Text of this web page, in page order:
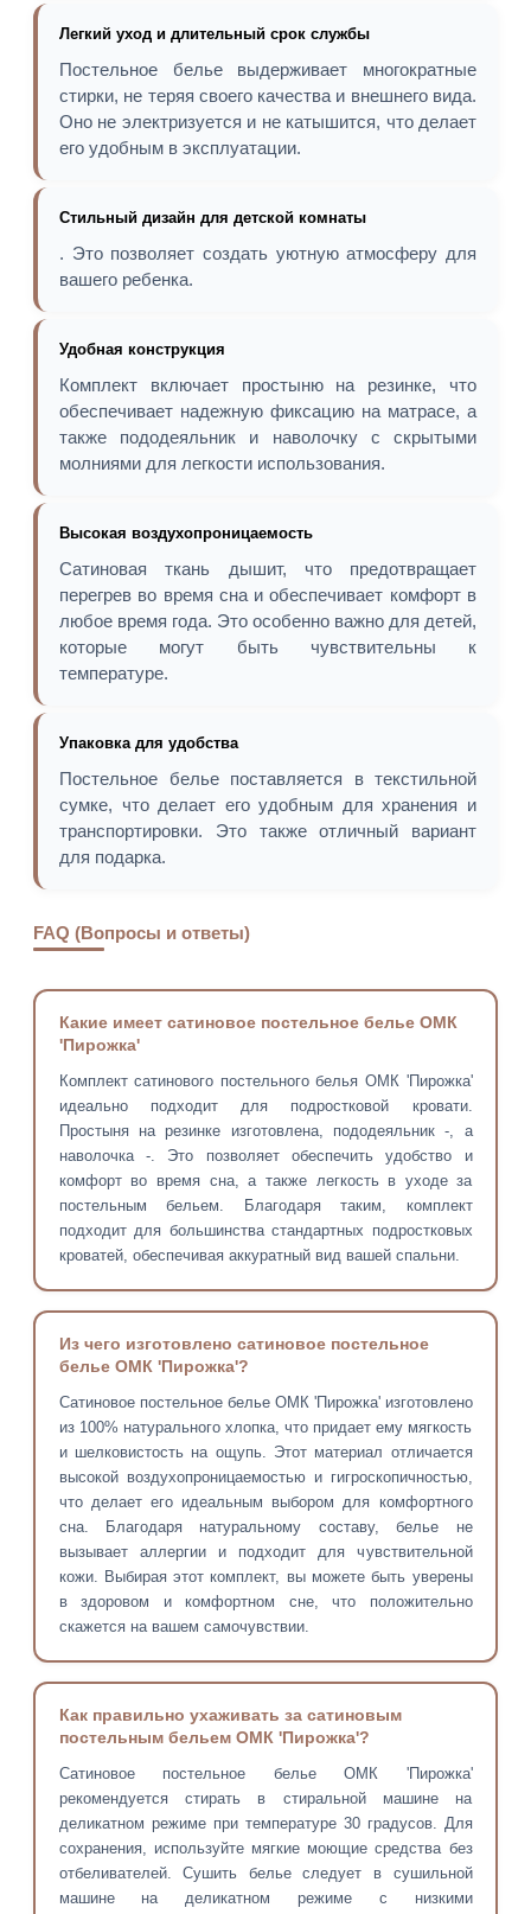
Легкий уход и длительный срок службы
Постельное белье выдерживает многократные
стирки, не теряя своего качества и внешнего вида.
Оно не электризуется и не катышится, что делает
его удобным в эксплуатации.
Стильный дизайн для детской комнаты
. Это позволяет создать уютную атмосферу для
вашего ребенка.
Удобная конструкция
Комплект включает простыню на резинке, что
обеспечивает надежную фиксацию на матрасе, а
также пододеяльник и наволочку с скрытыми
молниями для легкости использования.
Высокая воздухопроницаемость
Сатиновая ткань дышит, что предотвращает
перегрев во время сна и обеспечивает комфорт в
любое время года. Это особенно важно для детей,
которые могут быть чувствительны к
температуре.
Упаковка для удобства
Постельное белье поставляется в текстильной
сумке, что делает его удобным для хранения и
транспортировки. Это также отличный вариант
для подарка.
FAQ (Вопросы и ответы)
Какие имеет сатиновое постельное белье ОМК
'Пирожка'
Комплект сатинового постельного белья ОМК 'Пирожка'
идеально подходит для подростковой кровати.
Простыня на резинке изготовлена, пододеяльник -, а
наволочка -. Это позволяет обеспечить удобство и
комфорт во время сна, а также легкость в уходе за
постельным бельем. Благодаря таким, комплект
подходит для большинства стандартных подростковых
кроватей, обеспечивая аккуратный вид вашей спальни.
Из чего изготовлено сатиновое постельное
белье ОМК 'Пирожка'?
Сатиновое постельное белье ОМК 'Пирожка' изготовлено
из 100% натурального хлопка, что придает ему мягкость
и шелковистость на ощупь. Этот материал отличается
высокой воздухопроницаемостью и гигроскопичностью,
что делает его идеальным выбором для комфортного
сна. Благодаря натуральному составу, белье не
вызывает аллергии и подходит для чувствительной
кожи. Выбирая этот комплект, вы можете быть уверены
в здоровом и комфортном сне, что положительно
скажется на вашем самочувствии.
Как правильно ухаживать за сатиновым
постельным бельем ОМК 'Пирожка'?
Сатиновое постельное белье ОМК 'Пирожка'
рекомендуется стирать в стиральной машине на
деликатном режиме при температуре 30 градусов. Для
сохранения, используйте мягкие моющие средства без
отбеливателей. Сушить белье следует в сушильной
машине на деликатном режиме с низкими